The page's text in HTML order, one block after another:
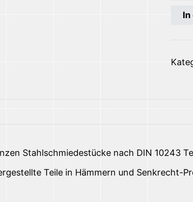
In
Stahlschmiedestücke nach DIN 10243
Teile in Hämmern und Senkrecht-